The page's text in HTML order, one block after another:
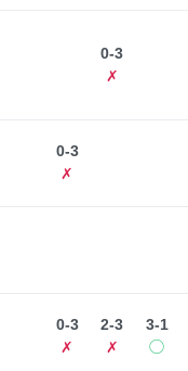
0-3
✗
0-3
✗
0-3
✗
2-3
✗
3-1
◯